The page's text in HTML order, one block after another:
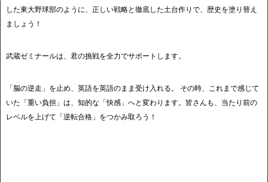
した東大野球部のように、正しい戦略と徹底した土台作りで、歴史を塗り替え
ましょう！
武蔵ゼミナールは、君の挑戦を全力でサポートします。
「脳の逆走」を止め、英語を英語のまま受け入れる。 その時、これまで感じて
いた「重い負担」は、知的な「快感」へと変わります。皆さんも、当たり前の
レベルを上げて「逆転合格」をつかみ取ろう！